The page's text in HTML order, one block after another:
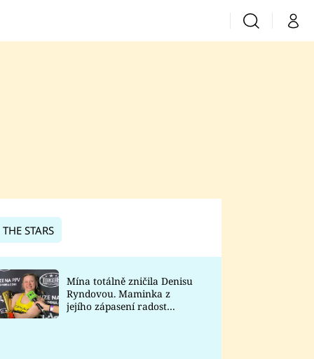
VyhledáváníMůj
Prima Lajk
Sledujte nás
STARS
Mína totálně zničila Denisu
Ryndovou. Maminka z
jejího zápasení radost